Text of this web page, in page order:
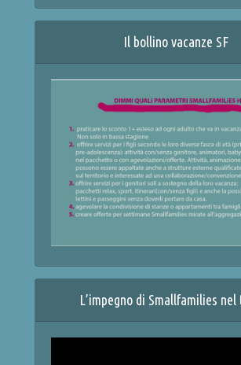
Il bollino vacanze SF
L’impegno di Smallfamilies nel